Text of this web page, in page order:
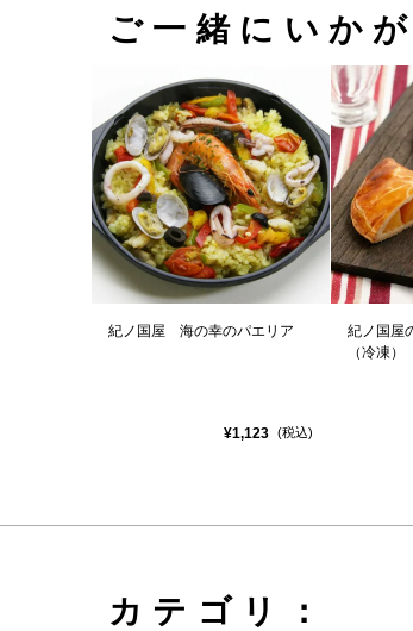
ご一緒にいか
紀ノ国屋 海の幸のパエリア
¥1,123 (税込)
紀ノ国屋
（冷凍）
カテゴリ：